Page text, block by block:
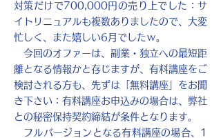
対策だけで700,000円の売り上でした：サ
イトリニュアルも複数ありましたので、大変
忙しく、また嬉しい6月でしたｗ。
今回のオファーは、副業・独立への最短距
離となる情報かと存じますが、有料講座をご
検討される方も、先ずは「無料講座」をお聞
き下さい：有料講座お申込みの場合は、弊社
との秘密保持契約締結が条件となります。
フルバージョンとなる有料講座の場合、1